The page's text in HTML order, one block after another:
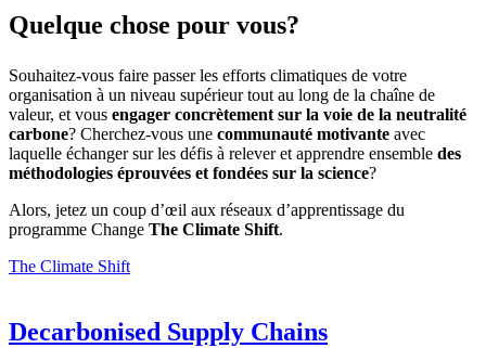
Quelque chose pour vous?
Souhaitez-vous faire passer les efforts climatiques de votre
organisation à un niveau supérieur tout au long de la chaîne de
valeur, et vous engager concrètement sur la voie de la neutralité
carbone? Cherchez-vous une communauté motivante avec
laquelle échanger sur les défis à relever et apprendre ensemble des
méthodologies éprouvées et fondées sur la science?
Alors, jetez un coup d’œil aux réseaux d’apprentissage du
programme Change The Climate Shift.
The Climate Shift
Decarbonised Supply Chains